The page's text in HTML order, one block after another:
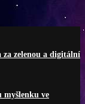
za zelenou a digitální
myšlenku ve